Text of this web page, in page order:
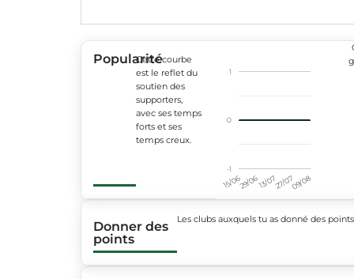
PopularitéCette courbe
est le reflet du
soutien des
supporters,
avec ses temps
forts et ses
temps creux.
15/0629/0613/0727/0709/08
-1
0
1
Donner des
points
Les clubs auxquels tu as donné des points